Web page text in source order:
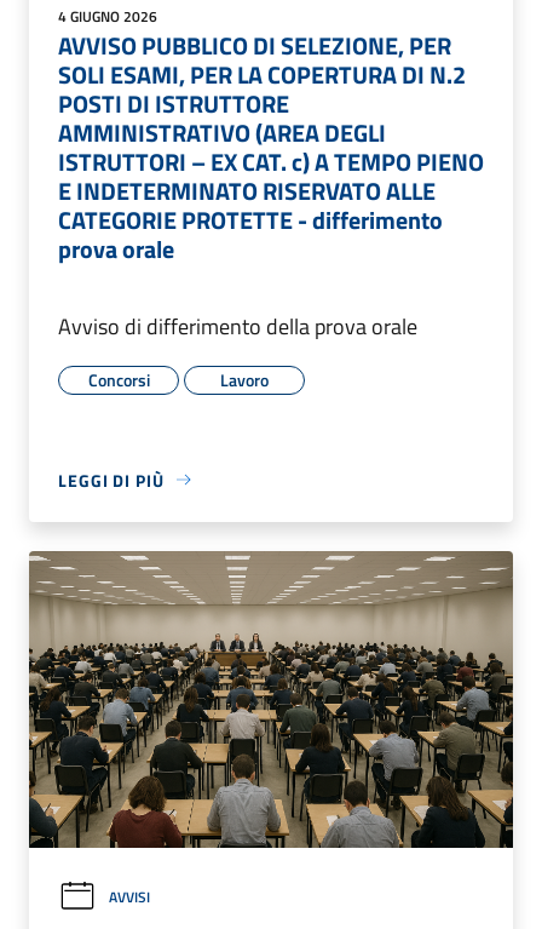
4 GIUGNO 2026
AVVISO PUBBLICO DI SELEZIONE, PER
SOLI ESAMI, PER LA COPERTURA DI N.2
POSTI DI ISTRUTTORE
AMMINISTRATIVO (AREA DEGLI
ISTRUTTORI – EX CAT. c) A TEMPO PIENO
E INDETERMINATO RISERVATO ALLE
CATEGORIE PROTETTE - differimento
prova orale
Avviso di differimento della prova orale
Concorsi Lavoro
LEGGI DI PIÙ
AVVISI